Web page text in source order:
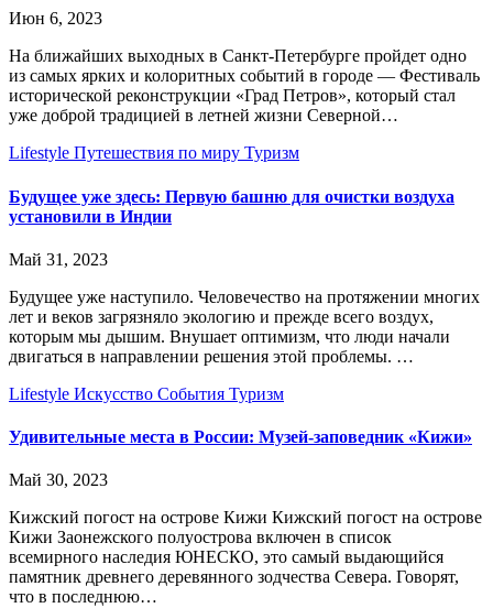
Июн 6, 2023
На ближайших выходных в Санкт-Петербурге пройдет одно
из самых ярких и колоритных событий в городе — Фестиваль
исторической реконструкции «Град Петров», который стал
уже доброй традицией в летней жизни Северной…
Lifestyle Путешествия по миру Туризм
Будущее уже здесь: Первую башню для очистки воздуха
установили в Индии
Май 31, 2023
Будущее уже наступило. Человечество на протяжении многих
лет и веков загрязняло экологию и прежде всего воздух,
которым мы дышим. Внушает оптимизм, что люди начали
двигаться в направлении решения этой проблемы. …
Lifestyle Искусство События Туризм
Удивительные места в России: Музей-заповедник «Кижи»
Май 30, 2023
Кижский погост на острове Кижи Кижский погост на острове
Кижи Заонежского полуострова включен в список
всемирного наследия ЮНЕСКО, это самый выдающийся
памятник древнего деревянного зодчества Севера. Говорят,
что в последнюю…